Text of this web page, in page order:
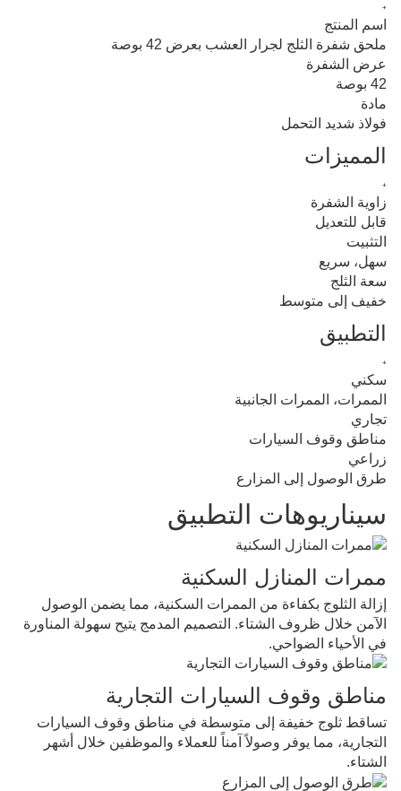
+
اسم المنتج
ملحق شفرة الثلج لجرار العشب بعرض 42 بوصة
عرض الشفرة
42 بوصة
مادة
فولاذ شديد التحمل
المميزات
+
زاوية الشفرة
قابل للتعديل
التثبيت
سهل، سريع
سعة الثلج
خفيف إلى متوسط
التطبيق
+
سكني
الممرات، الممرات الجانبية
تجاري
مناطق وقوف السيارات
زراعي
طرق الوصول إلى المزارع
سيناريوهات التطبيق
ممرات المنازل السكنية
إزالة الثلوج بكفاءة من الممرات السكنية، مما يضمن الوصول
الآمن خلال ظروف الشتاء. التصميم المدمج يتيح سهولة المناورة
في الأحياء الضواحي.
مناطق وقوف السيارات التجارية
تساقط ثلوج خفيفة إلى متوسطة في مناطق وقوف السيارات
التجارية، مما يوفر وصولاً آمناً للعملاء والموظفين خلال أشهر
الشتاء.